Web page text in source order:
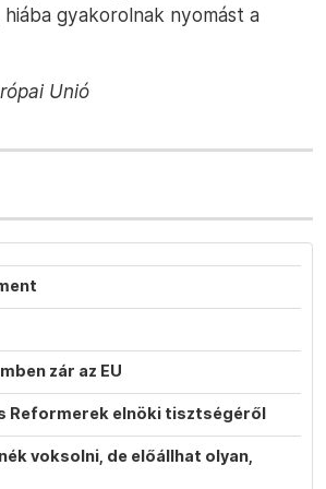
gyakorolnak nyomást a
Unió
zár az EU
Reformerek elnöki tisztségéről
voksolni, de előállhat olyan,